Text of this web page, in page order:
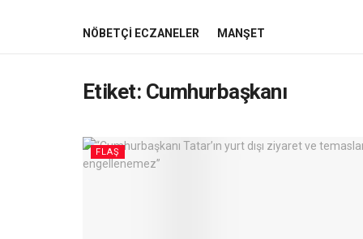
NÖBETÇI ECZANELER MANŞET
Etiket: Cumhurbaşkanı
FLAŞ